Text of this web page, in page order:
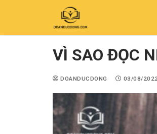
VÌ SAO ĐỌC
DOANDUCDONG 03/08/